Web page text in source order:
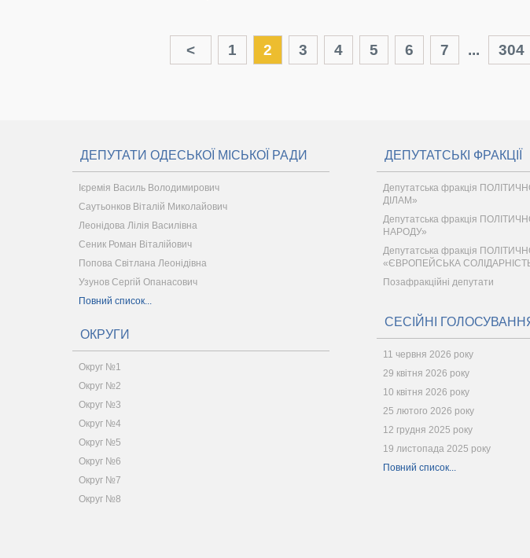
< 1 2 3 4 5 6 7 ... 304
ДЕПУТАТИ ОДЕСЬКОЇ МІСЬКОЇ РАДИ
Ієремія Василь Володимирович
Саутьонков Віталій Миколайович
Леонідова Лілія Василівна
Сеник Роман Віталійович
Попова Світлана Леонідівна
Узунов Сергій Опанасович
Повний список...
ОКРУГИ
Округ №1
Округ №2
Округ №3
Округ №4
Округ №5
Округ №6
Округ №7
Округ №8
ДЕПУТАТСЬКІ ФРАКЦІЇ
Депутатська фракція
ДІЛАМ»
Депутатська фракція
НАРОДУ»
Депутатська фракція
«ЄВРОПЕЙСЬКА
Позафракційні депутати
СЕСІЙНІ
11 червня 2026 року
29 квітня 2026 року
10 квітня 2026 року
25 лютого 2026 року
12 грудня 2025 року
19 листопада 2025 року
Повний список...